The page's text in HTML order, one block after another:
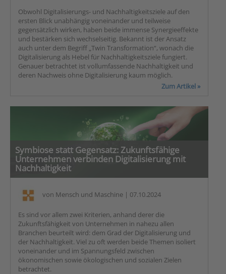
Obwohl Digitalisierungs- und Nachhaltigkeitsziele auf den
ersten Blick unabhängig voneinander und teilweise
gegensätzlich wirken, haben beide immense Synergieeffekte
und bestärken sich wechselseitig. Bekannt ist der Ansatz
auch unter dem Begriff „Twin Transformation“, wonach die
Digitalisierung als Hebel für Nachhaltigkeitsziele fungiert.
Genauer betrachtet ist vollumfassende Nachhaltigkeit und
deren Nachweis ohne Digitalisierung kaum möglich.
Zum Artikel »
Symbiose statt Gegensatz: Zukunftsfähige
Unternehmen verbinden Digitalisierung mit
Nachhaltigkeit
von Mensch und Maschine | 07.10.2024
Es sind vor allem zwei Kriterien, anhand derer die
Zukunftsfähigkeit von Unternehmen in nahezu allen
Branchen beurteilt wird: dem Grad der Digitalisierung und
der Nachhaltigkeit. Viel zu oft werden beide Themen isoliert
voneinander und im Spannungsfeld zwischen
ökonomischen sowie ökologischen und sozialen Zielen
betrachtet.